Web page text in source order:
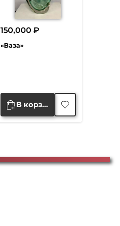
«Ваза»
150,000 ₽
В корзину